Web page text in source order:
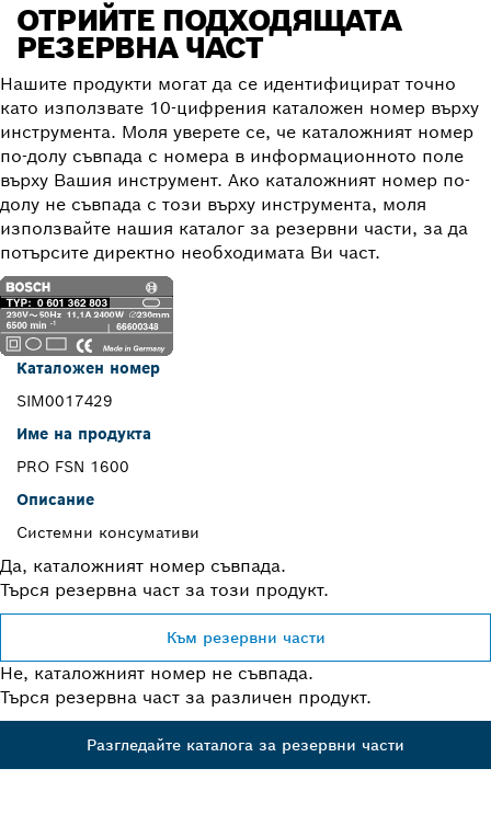
ОТРИЙТЕ ПОДХОДЯЩАТА
РЕЗЕРВНА ЧАСТ
Нашите продукти могат да се идентифицират точно
като използвате 10-цифрения каталожен номер върху
инструмента. Моля уверете се, че каталожният номер
по-долу съвпада с номера в информационното поле
върху Вашия инструмент. Ако каталожният номер по-
долу не съвпада с този върху инструмента, моля
използвайте нашия каталог за резервни части, за да
потърсите директно необходимата Ви част.
Каталожен номер
SIM0017429
Име на продукта
PRO FSN 1600
Описание
Системни консумативи
Да, каталожният номер съвпада.
Търся резервна част за този продукт.
Към резервни части
Не, каталожният номер не съвпада.
Търся резервна част за различен продукт.
Разгледайте каталога за резервни части